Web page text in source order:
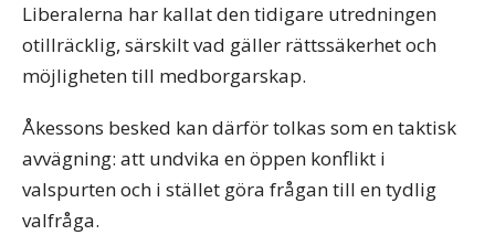
Liberalerna har kallat den tidigare utredningen
otillräcklig, särskilt vad gäller rättssäkerhet och
möjligheten till medborgarskap.
Åkessons besked kan därför tolkas som en taktisk
avvägning: att undvika en öppen konflikt i
valspurten och i stället göra frågan till en tydlig
valfråga.